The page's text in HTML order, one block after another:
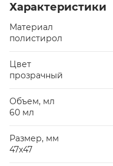
Характеристики
Материал
полистирол
Цвет
прозрачный
Объем, мл
60 мл
Размер, мм
47х47